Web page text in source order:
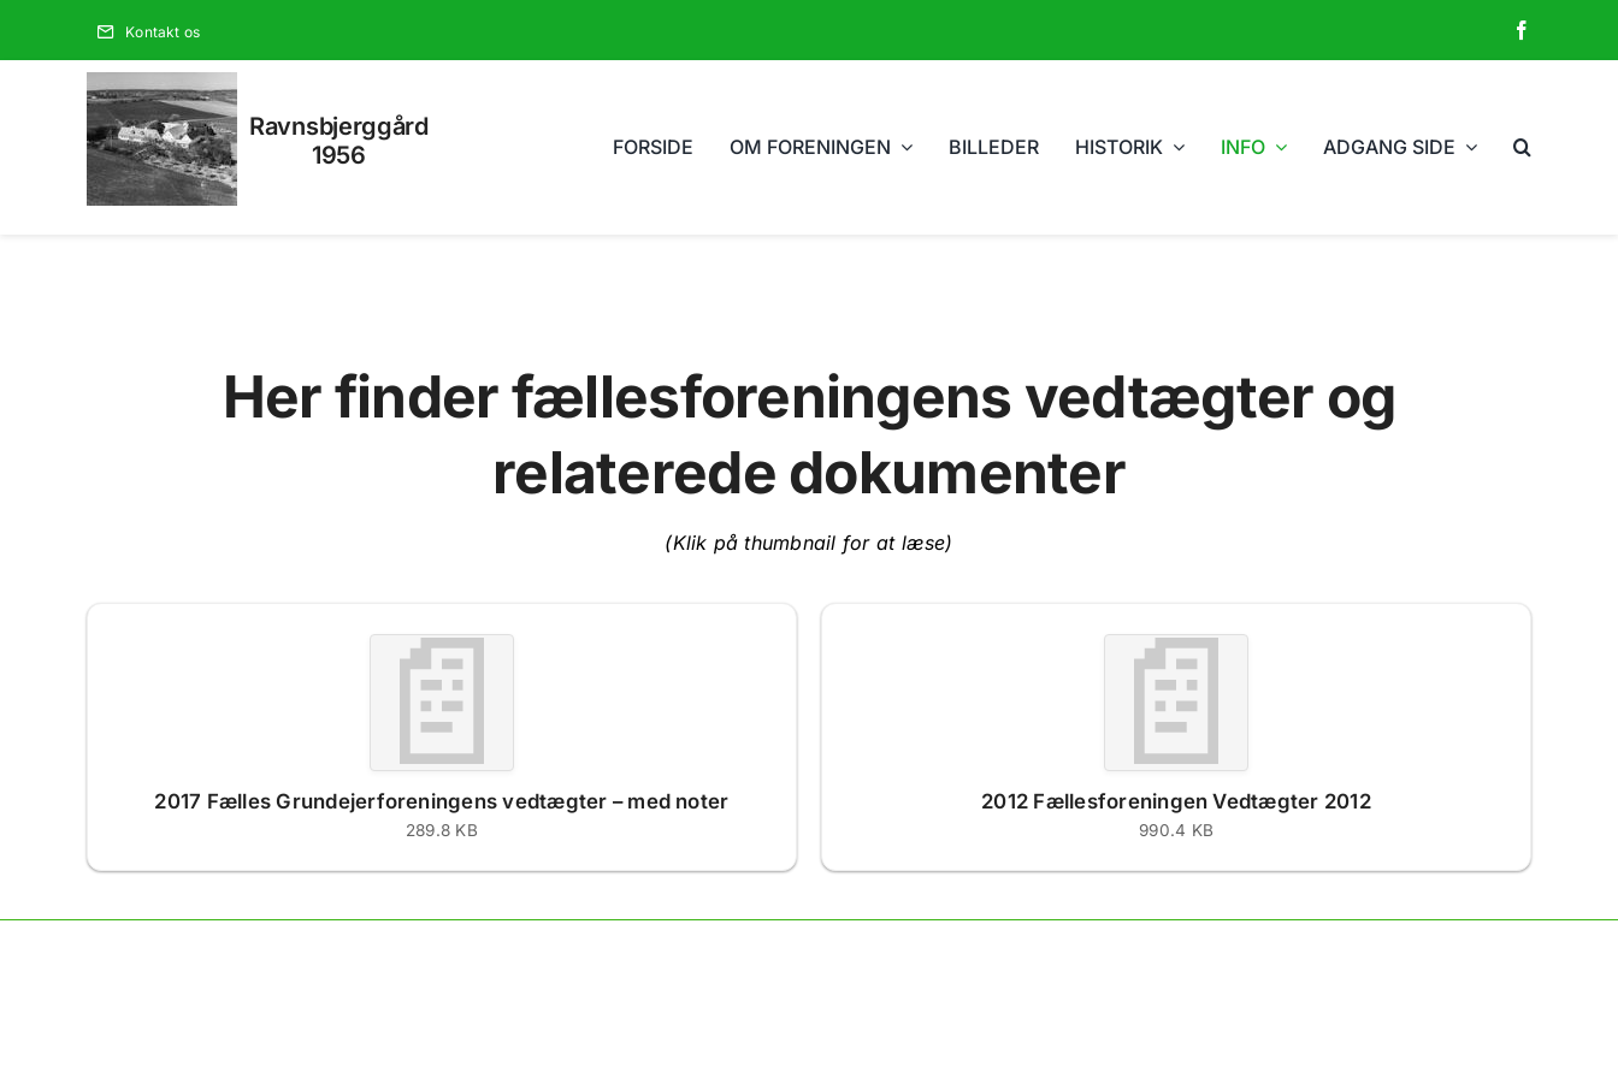
content
Kontakt os
Ravnsbjerggård
1956
FORSIDE OM FORENINGEN BILLEDER HISTORIK INFO ADGANG SIDE
Her finder fællesforeningens vedtægter og
relaterede dokumenter
(Klik på thumbnail for at læse)
📄
2017 Fælles Grundejerforeningens vedtægter – med noter
289.8 KB
📄
2012 Fællesforeningen Vedtægter 2012
990.4 KB